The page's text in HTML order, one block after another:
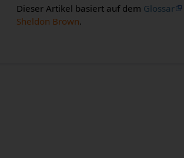
Dieser Artikel basiert auf dem Glossar
Sheldon Brown.